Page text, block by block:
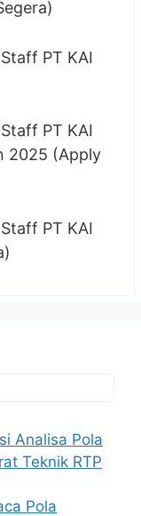
PT KAI
PT KAI
2025 (Apply
PT KAI
Analisa Pola
Teknik RTP
Pola